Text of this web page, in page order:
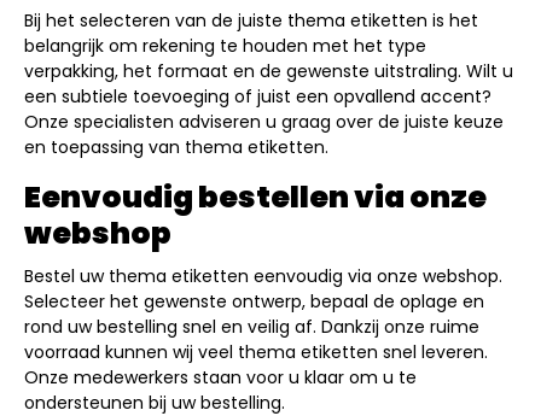
Bij het selecteren van de juiste thema etiketten is het
belangrijk om rekening te houden met het type
verpakking, het formaat en de gewenste uitstraling. Wilt u
een subtiele toevoeging of juist een opvallend accent?
Onze specialisten adviseren u graag over de juiste keuze
en toepassing van thema etiketten.
Eenvoudig bestellen via onze
webshop
Bestel uw thema etiketten eenvoudig via onze webshop.
Selecteer het gewenste ontwerp, bepaal de oplage en
rond uw bestelling snel en veilig af. Dankzij onze ruime
voorraad kunnen wij veel thema etiketten snel leveren.
Onze medewerkers staan voor u klaar om u te
ondersteunen bij uw bestelling.